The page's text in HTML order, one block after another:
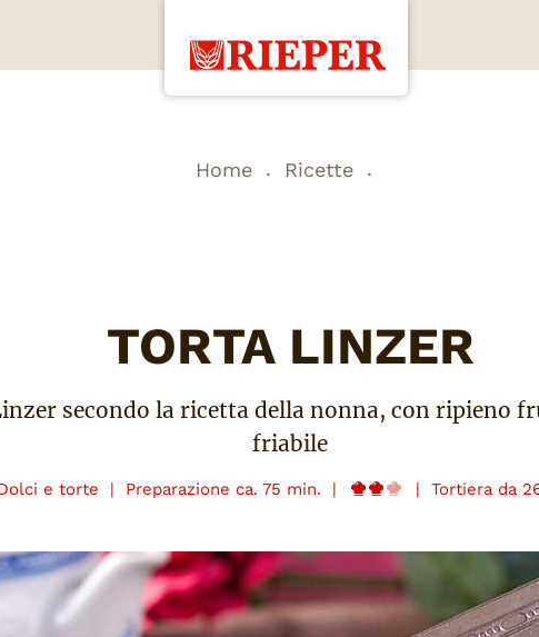
Home. Ricette.
TORTA LINZER
secondo la ricetta della nonna, con ripieno
friabile
e torte | Preparazione ca. 75 min. | | Tortiera da